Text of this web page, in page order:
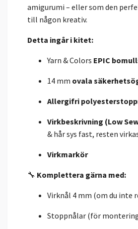
amigurumi – eller som den
till någon kreativ.
Detta ingår i kitet:
Yarn & Colors EPIC
14 mm ovala
Allergifri
Virkbeskrivning (Low
& hår sys fast, resten
Virkmarkör
🔧 Komplettera gärna med:
Virknål 4 mm (om du inte
Stoppnålar (för